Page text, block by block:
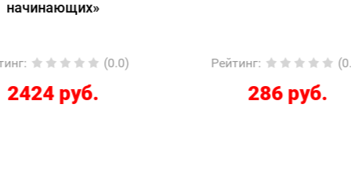
: (0.0)
286 руб.
Рейтинг :
12267 руб.